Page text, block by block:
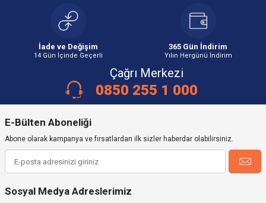
İade ve Değişim
14 Gün İçinde Geçerli
365 Gün İndirim
Yılın Hergünü İndirim
Çağrı Merkezi
0850 255 1 000
E-Bülten Aboneliği
Abone olarak kampanya ve fırsatlardan ilk sizler haberdar olabilirsiniz.
Sosyal Medya Adreslerimiz